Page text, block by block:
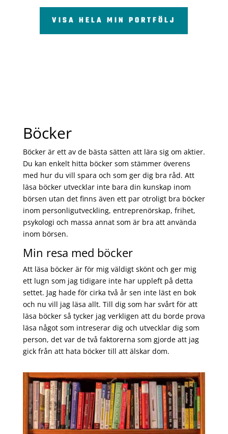
VISA HELA MIN PORTFÖLJ
Böcker
Böcker är ett av de bästa sätten att lära sig om aktier.
Du kan enkelt hitta böcker som stämmer överens
med hur du vill spara och som ger dig bra råd. Att
läsa böcker utvecklar inte bara din kunskap inom
börsen utan det finns även ett par otroligt bra böcker
inom personligutveckling, entreprenörskap, frihet,
psykologi och massa annat som är bra att använda
inom börsen.
Min resa med böcker
Att läsa böcker är för mig väldigt skönt och ger mig
ett lugn som jag tidigare inte har uppleft på detta
settet. Jag hade för cirka två år sen inte läst en bok
och nu vill jag läsa allt. Till dig som har svårt för att
läsa böcker så tycker jag verkligen att du borde prova
läsa något som intreserar dig och utvecklar dig som
person, det var de två faktorerna som gjorde att jag
gick från att hata böcker till att älskar dom.